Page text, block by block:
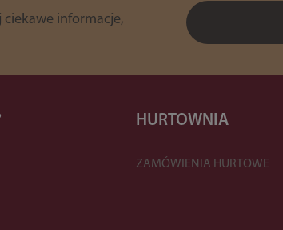
ciekawe informacje,
HURTOWNIA
ZAMÓWIENIA HURTOWE